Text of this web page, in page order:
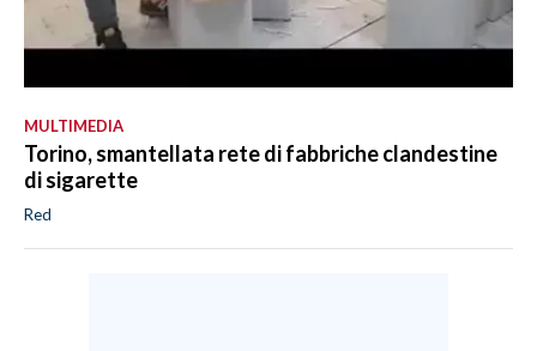
MULTIMEDIA
Torino, smantellata rete di fabbriche clandestine
di sigarette
Red